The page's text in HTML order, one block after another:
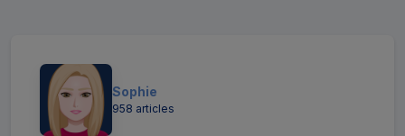
Sophie
958 articles